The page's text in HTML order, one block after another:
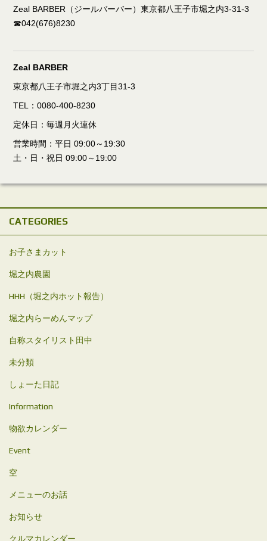
Zeal BARBER（ジールバーバー）東京都八王子市堀之内3-31-3
☎042(676)8230
Zeal BARBER
東京都八王子市堀之内3丁目31-3
TEL：0080-400-8230
定休日：毎週月火連休
営業時間：平日 09:00～19:30
土・日・祝日 09:00～19:00
CATEGORIES
お子さまカット
堀之内農園
HHH（堀之内ホット報告）
堀之内らーめんマップ
自称スタイリスト田中
未分類
しょーた日記
Information
物欲カレンダー
Event
空
メニューのお話
お知らせ
クルマカレンダー